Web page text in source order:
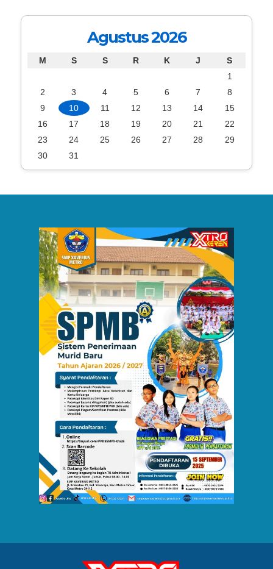
Agustus 2026
M S S R K J
S
1
2
3 4 5 6 7
8
9
10 11 12 13 14
15
16
17 18 19 20 21
22
23
24 25 26 27 28
29
30
31